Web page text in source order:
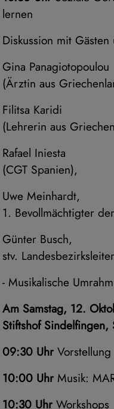
lernen
Diskussion mit
Gina Panagiotopoulou
(Ärztin aus
Filitsa Karidi
(Lehrerin aus
Rafael Iniesta
(CGT Spanien),
Uwe Meinhardt,
1. Bevollmächtigter
Günter Busch,
stv.
- Musikalische
Am Samstag, 12.
Stiftshof Sindelfingen,
09:30 Uhr
10:00 Uhr Musik:
10:30 Uhr Workshops